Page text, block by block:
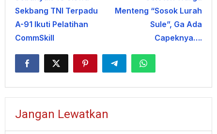
Sekbang TNI Terpadu
A-91 Ikuti Pelatihan
CommSkill
Menteng “Sosok Lurah
Sule”, Ga Ada
Capeknya….
Jangan Lewatkan